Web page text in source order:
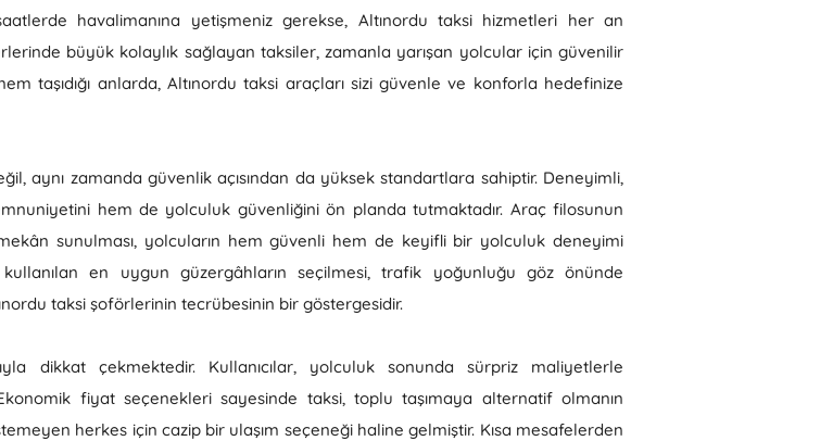
havalimanına yetişmeniz gerekse, Altınordu taksi hizmetleri her an
büyük kolaylık sağlayan taksiler, zamanla yarışan yolcular için güvenilir
taşıdığı anlarda, Altınordu taksi araçları sizi güvenle ve konforla hedefinize
aynı zamanda güvenlik açısından da yüksek standartlara sahiptir. Deneyimli,
hem de yolculuk güvenliğini ön planda tutmaktadır. Araç filosunun
sunulması, yolcuların hem güvenli hem de keyifli bir yolculuk deneyimi
kullanılan en uygun güzergâhların seçilmesi, trafik yoğunluğu göz önünde
taksi şoförlerinin tecrübesinin bir göstergesidir.
dikkat çekmektedir. Kullanıcılar, yolculuk sonunda sürpriz maliyetlerle
fiyat seçenekleri sayesinde taksi, toplu taşımaya alternatif olmanın
herkes için cazip bir ulaşım seçeneği haline gelmiştir. Kısa mesafelerden